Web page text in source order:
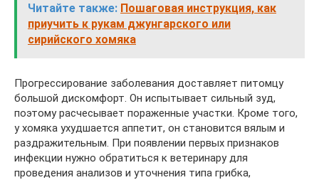
Читайте также: Пошаговая инструкция, как
приучить к рукам джунгарского или
сирийского хомяка
Прогрессирование заболевания доставляет питомцу
большой дискомфорт. Он испытывает сильный зуд,
поэтому расчесывает пораженные участки. Кроме того,
у хомяка ухудшается аппетит, он становится вялым и
раздражительным. При появлении первых признаков
инфекции нужно обратиться к ветеринару для
проведения анализов и уточнения типа грибка,